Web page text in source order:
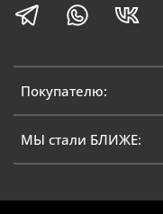
Покупателю:
МЫ стали БЛИЖЕ: